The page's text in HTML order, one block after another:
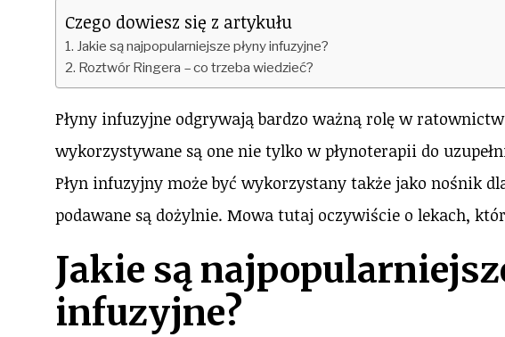
Czego dowiesz się z artykułu
Jakie są najpopularniejsze płyny infuzyjne?
Roztwór Ringera – co trzeba wiedzieć?
Płyny infuzyjne odgrywają bardzo ważną rolę w
wykorzystywane są one nie tylko w płynoterapii do
Płyn infuzyjny może być wykorzystany także jako nośnik
podawane są dożylnie. Mowa tutaj oczywiście o lekach,
Jakie są
infuzyjne?